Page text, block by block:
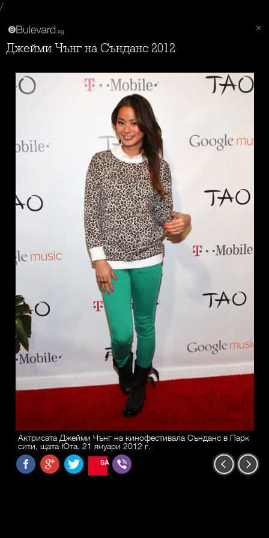
/
Джейми Чънг на Сънданс 2012
Актрисата Джейми Чънг на кинофестивала Сънданс в Парк
сити, щата Юта, 21 януари 2012 г.
SAVE